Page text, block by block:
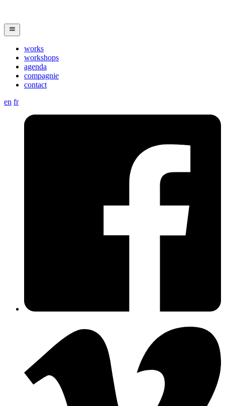
works
workshops
agenda
compagnie
contact
en fr